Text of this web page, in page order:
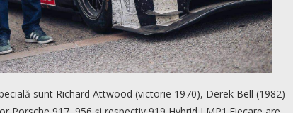
sunt Richard Attwood (victorie 1970), Derek Bell (1982)